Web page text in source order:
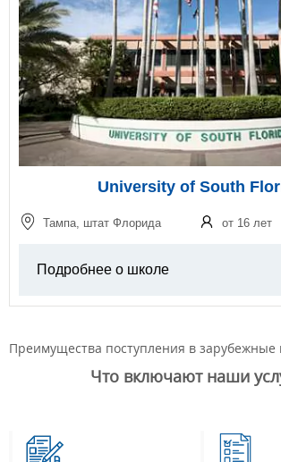
University of South
Тампа, штат Флорида от 16 лет
Подробнее о школе
Преимущества поступления в зарубежные
Что включают наши